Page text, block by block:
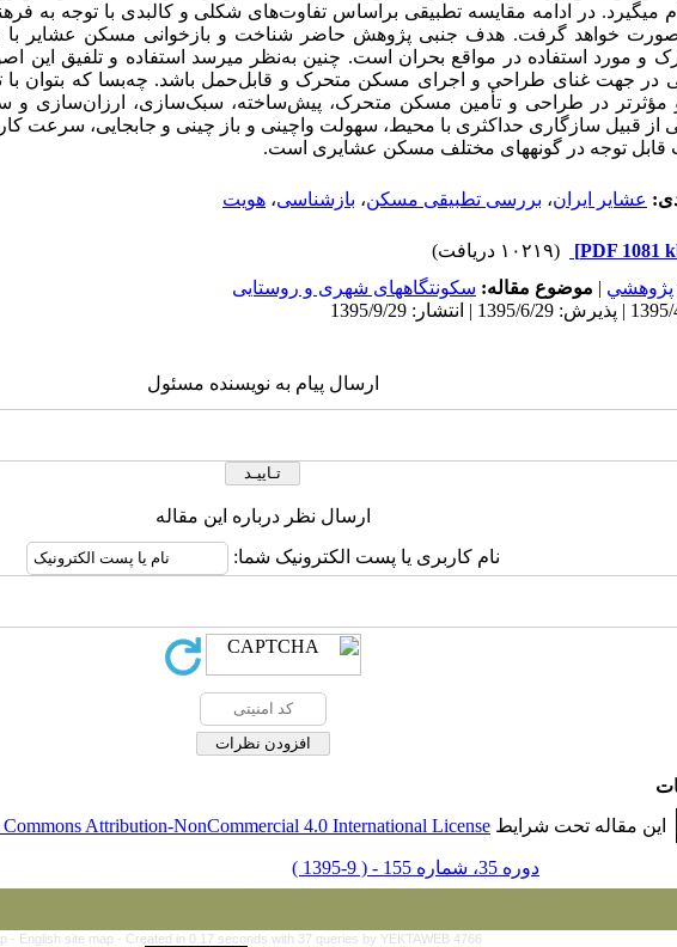
می­گیرد. در ادامه مقایسه تطبیقی بر‌اساس تفاوت‌های شکلی و کالبدی با توجه به
صورت خواهد گرفت. ‌هدف جنبی پژوهش حاضر شناخت و بازخوانی مسکن عشایر
و مورد استفاده در مواقع بحران است. چنین به‌نظر می­رسد استفاده و تلفیق این
در جهت غنای طراحی و اجرای مسکن متحرک و قابل‌حمل باشد. چه‌بسا که بتوان با
مؤثرتر در طراحی و تأمین مسکن متحرک‌، پیش‌ساخته، سبک‌سازی‌، ارزان‌سازی ‌و
از قبیل سازگاری حداکثری با محیط، سهولت واچینی و باز چینی و جابجایی‌، سرعت
قابل‌ توجه در گونه­های مختلف مسکن عشایری است.
عشایر ایران، بررسی تطبیقی مسکن، بازشناسی، هویت
(۱۰۲۱۹ دریافت)
پژوهشي | موضوع مقاله: سکونتگاههای شهری و روستایی
ارسال پیام به نویسنده مسئول
ارسال نظر درباره این مقاله
نام کاربری یا پست الکترونیک شما:
این مقاله تحت شرایط Commons Attribution-NonCommercial 4.0 International License
دوره 35، شماره 155 - ( 9-1395 )
- English site map - Created in 0.17 seconds with 37 queries by YEKTAWEB 4766